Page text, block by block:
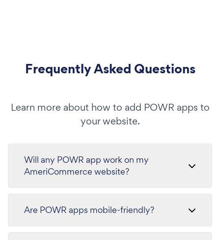
Frequently Asked Questions
Learn more about how to add POWR apps to
your website.
Will any POWR app work on my
AmeriCommerce website?
Are POWR apps mobile-friendly?